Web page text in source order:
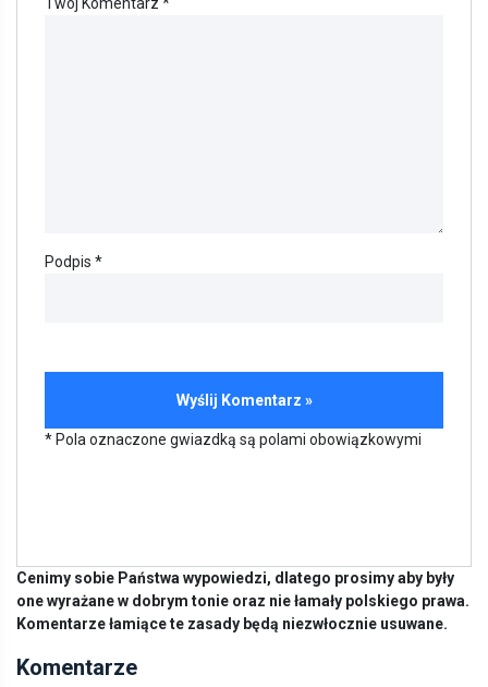
Twój Komentarz *
Podpis *
* Pola oznaczone gwiazdką są polami obowiązkowymi
Cenimy sobie Państwa wypowiedzi, dlatego prosimy aby były
one wyrażane w dobrym tonie oraz nie łamały polskiego prawa.
Komentarze łamiące te zasady będą niezwłocznie usuwane.
Komentarze